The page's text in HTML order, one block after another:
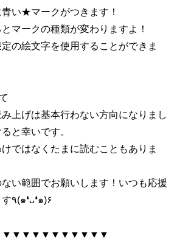
い★マークがつきます！
マークの種類が変わりますよ！
の絵文字を使用することができま
み上げは基本行わない方向になりまし
と幸いです。
ではなくたまに読むこともありま
ない範囲でお願いします！いつも応援
ありがとうございます٩(๑❛ᴗ❛๑)۶